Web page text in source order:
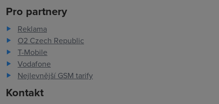
Pro partnery
Reklama
O2 Czech Republic
T-Mobile
Vodafone
Nejlevnější GSM tarify
Kontakt